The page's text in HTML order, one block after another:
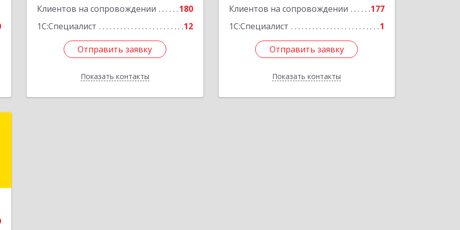
Клиентов на сопровождении
180
1С:Специалист
12
Отправить заявку
Показать контакты
Отправить заявку
Назад
Клиентов на сопровождении
177
1С:Специалист
1
Отправить заявку
Показать контакты
Отправить заявку
Назад